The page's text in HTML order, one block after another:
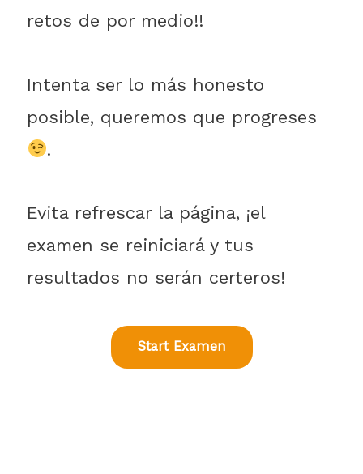
retos de por medio!!
Intenta ser lo más honesto
posible, queremos que progreses
.
Evita refrescar la página, ¡el
examen se reiniciará y tus
resultados no serán certeros!